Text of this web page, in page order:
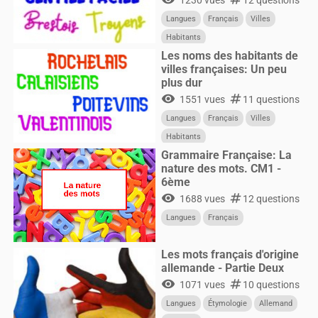
Langues Français
Villes
Habitants
Les noms des habitants de
villes françaises: Un peu
plus dur
visibility 1551 vues numbers11 questions
Langues Français
Villes
Habitants
Grammaire Française: La
nature des mots. CM1 -
6ème
visibility 1688 vues numbers12 questions
Langues Français
Les mots français d'origine
allemande - Partie Deux
visibility 1071 vues numbers10 questions
Langues Étymologie
Allemand